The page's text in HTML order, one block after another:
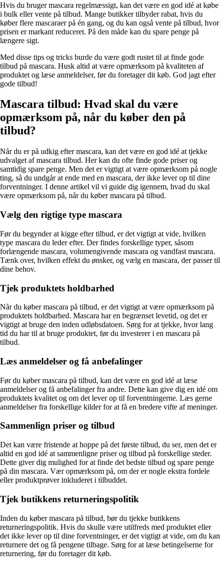
Hvis du bruger mascara regelmæssigt, kan det være en god idé at købe
i bulk eller vente på tilbud. Mange butikker tilbyder rabat, hvis du
køber flere mascaraer på én gang, og du kan også vente på tilbud, hvor
prisen er markant reduceret. På den måde kan du spare penge på
længere sigt.
Med disse tips og tricks burde du være godt rustet til at finde gode
tilbud på mascara. Husk altid at være opmærksom på kvaliteten af
produktet og læse anmeldelser, før du foretager dit køb. God jagt efter
gode tilbud!
Mascara tilbud: Hvad skal du være
opmærksom på, når du køber den på
tilbud?
Når du er på udkig efter mascara, kan det være en god idé at tjekke
udvalget af mascara tilbud. Her kan du ofte finde gode priser og
samtidig spare penge. Men det er vigtigt at være opmærksom på nogle
ting, så du undgår at ende med en mascara, der ikke lever op til dine
forventninger. I denne artikel vil vi guide dig igennem, hvad du skal
være opmærksom på, når du køber mascara på tilbud.
Vælg den rigtige type mascara
Før du begynder at kigge efter tilbud, er det vigtigt at vide, hvilken
type mascara du leder efter. Der findes forskellige typer, såsom
forlængende mascara, volumengivende mascara og vandfast mascara.
Tænk over, hvilken effekt du ønsker, og vælg en mascara, der passer til
dine behov.
Tjek produktets holdbarhed
Når du køber mascara på tilbud, er det vigtigt at være opmærksom på
produktets holdbarhed. Mascara har en begrænset levetid, og det er
vigtigt at bruge den inden udløbsdatoen. Sørg for at tjekke, hvor lang
tid du har til at bruge produktet, før du investerer i en mascara på
tilbud.
Læs anmeldelser og få anbefalinger
Før du køber mascara på tilbud, kan det være en god idé at læse
anmeldelser og få anbefalinger fra andre. Dette kan give dig en idé om
produktets kvalitet og om det lever op til forventningerne. Læs gerne
anmeldelser fra forskellige kilder for at få en bredere vifte af meninger.
Sammenlign priser og tilbud
Det kan være fristende at hoppe på det første tilbud, du ser, men det er
altid en god idé at sammenligne priser og tilbud på forskellige steder.
Dette giver dig mulighed for at finde det bedste tilbud og spare penge
på din mascara. Vær opmærksom på, om der er nogle ekstra fordele
eller produktprøver inkluderet i tilbuddet.
Tjek butikkens returneringspolitik
Inden du køber mascara på tilbud, bør du tjekke butikkens
returneringspolitik. Hvis du skulle være utilfreds med produktet eller
det ikke lever op til dine forventninger, er det vigtigt at vide, om du kan
returnere det og få pengene tilbage. Sørg for at læse betingelserne for
returnering, før du foretager dit køb.